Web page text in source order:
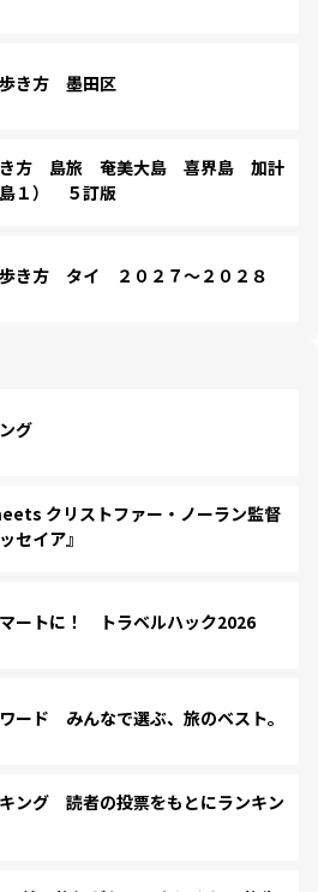
き方 墨田区
き方 島旅 奄美大島 喜界島 加計
１） ５訂版
き方 タイ ２０２７～２０２８
グ
クリストファー・ノーラン監督
セイア』
ートに！ トラベルハック2026
ード みんなで選ぶ、旅のベスト。
ング 読者の投票をもとにランキン